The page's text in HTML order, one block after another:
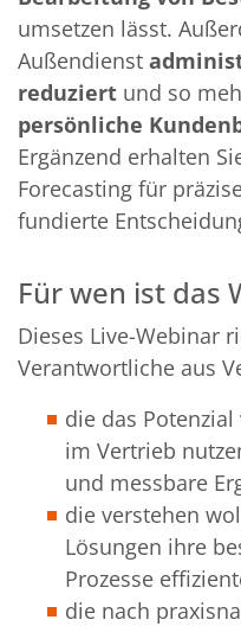
umsetzen lässt.
Außendienst
reduziert und so
persönliche
Ergänzend erhalten
Forecasting für
fundierte
Für wen ist das
Dieses Live-Webinar
Verantwortliche aus
die das
im Vertrieb
und messbare
die verstehen
Lösungen ihre
Prozesse
die nach